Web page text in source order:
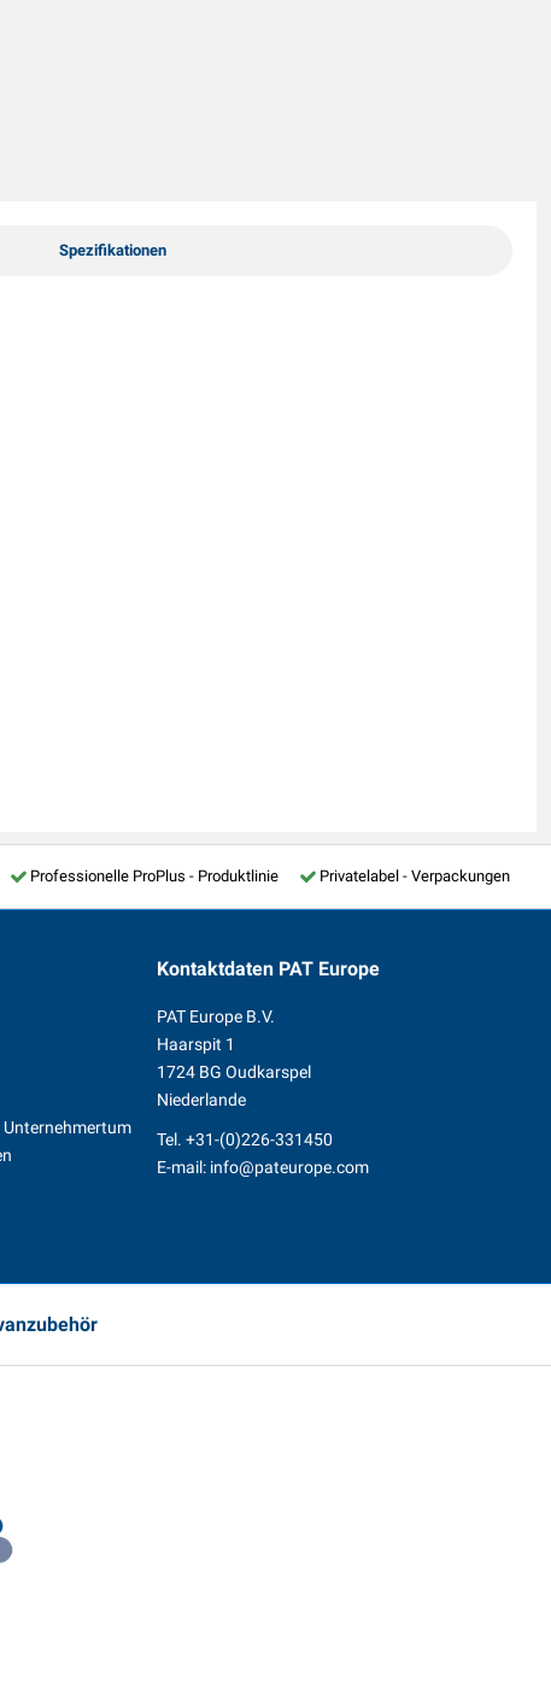
Spezifikationen
Professionelle ProPlus - Produktlinie Privatelabel - Verpackungen
Kontaktdaten PAT Europe
PAT Europe B.V.
Haarspit 1
1724 BG Oudkarspel
Niederlande
Tel. +31-(0)226-331450
E-mail: info@pateurope.com